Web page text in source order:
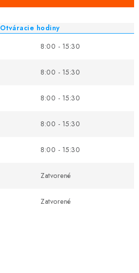
Otváracie hodiny
8:00 - 15:30
8:00 - 15:30
8:00 - 15:30
8:00 - 15:30
8:00 - 15:30
Zatvorené
Zatvorené